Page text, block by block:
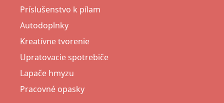
Príslušenstvo k pílam
Autodoplnky
Kreatívne tvorenie
Upratovacie spotrebiče
Lapače hmyzu
Pracovné opasky